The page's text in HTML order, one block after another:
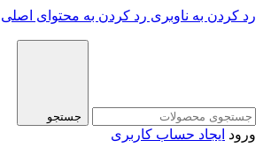
رد کردن به ناوبری رد کردن به محتوای اصلی
جستجو
ورود ایجاد حساب کاربری